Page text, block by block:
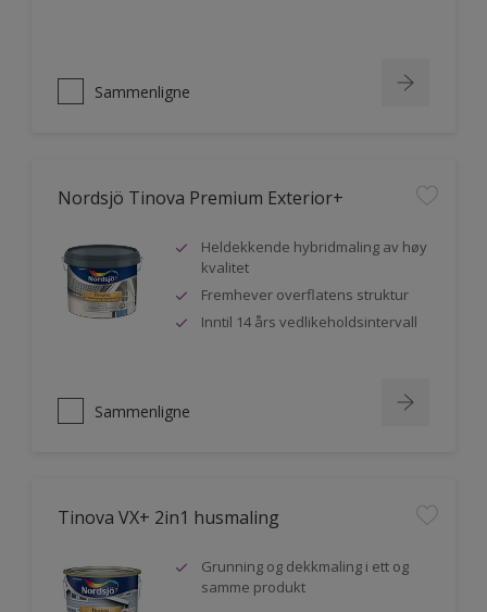
Sammenligne
Nordsjö Tinova Premium Exterior+
Heldekkende hybridmaling av høy
kvalitet
Fremhever overflatens struktur
Inntil 14 års vedlikeholdsintervall
Sammenligne
Tinova VX+ 2in1 husmaling
Grunning og dekkmaling i ett og
samme produkt